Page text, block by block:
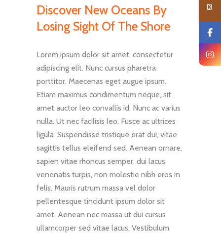
Discover New Oceans By
Losing Sight Of The Shore
Lorem ipsum dolor sit amet, consectetur
adipiscing elit. Nunc cursus pharetra
porttitor. Maecenas eget augue ipsum.
Etiam maximus condimentum neque, sit
amet auctor leo convallis id. Nunc ac varius
nulla. Ut nec facilisis leo. Fusce ac ultrices
ligula. Suspendisse tristique erat dui, vitae
sagittis tellus eleifend sed. Aenean ornare,
sapien vitae rhoncus semper, dui lacus
venenatis turpis, non molestie nibh eros in
felis. Mauris rutrum massa vel dolor
pellentesque tincidunt ipsum dolor sit
amet. Aenean nec massa ut dui cursus
ullamcorper sed vitae lacus. Vestibulum